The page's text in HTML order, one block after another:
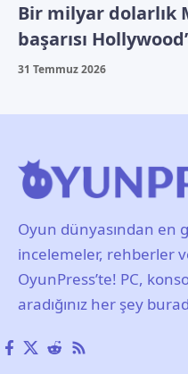
Bir milyar dolarlık
başarısı
rotasını değiştirdi
31 Temmuz 2026
Oyun dünyasından en
incelemeler, rehberler
OyunPress’te! PC,
aradığınız her şey